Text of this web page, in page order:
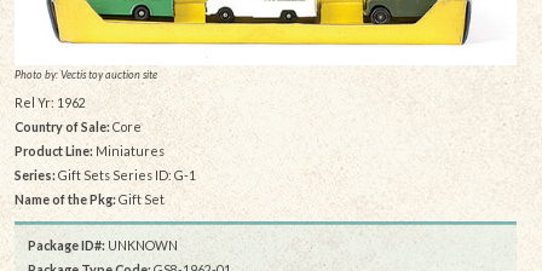
Photo by: Vectis toy auction site
Rel Yr: 1962
Country of Sale:Core
Product Line: Miniatures
Series: Gift Sets Series ID: G-1
Name of the Pkg:Gift Set
Package ID#: UNKNOWN